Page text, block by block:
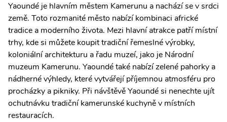
Yaoundé je hlavním městem Kamerunu a nachází se v srdci
země. Toto rozmanité město nabízí kombinaci africké
tradice a moderního života. Mezi hlavní atrakce patří místní
trhy, kde si můžete koupit tradiční řemeslné výrobky,
koloniální architekturu a řadu muzeí, jako je Národní
muzeum Kamerunu. Yaoundé také nabízí zelené pahorky a
nádherné výhledy, které vytvářejí příjemnou atmosféru pro
procházky a pikniky. Při návštěvě Yaoundé si nenechte ujít
ochutnávku tradiční kamerunské kuchyně v místních
restauracích.